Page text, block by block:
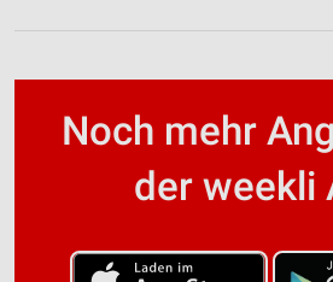
Noch mehr
der weekli